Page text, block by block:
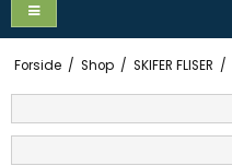
Forside / Shop / SKIFER FLISER /